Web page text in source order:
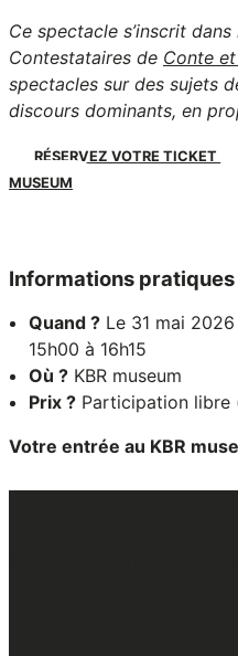
Ce spectacle s’inscrit
Contestataires de Conte
spectacles sur des sujets
discours dominants, en
RÉSERVEZ VOTRE TICKET
MUSEUM
Informations pratiques
Quand ? Le 31 mai
15h00 à 16h15
Où ? KBR museum
Prix ? Participation libre
Votre entrée au KBR